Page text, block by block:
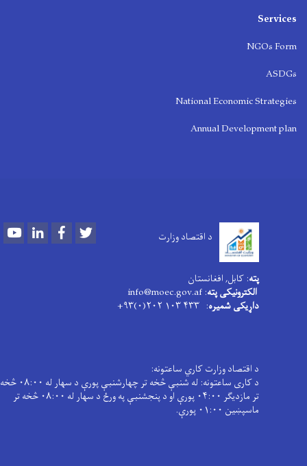
Services
NGOs Form
ASDGs
National Economic Strategies
Annual Development plan
د اقتصاد وزارت YoutubeLinkedInFacebook
پته: کابل, افغانستان
الکترونیکی پته: info@moec.gov.af
داړیکی شمیره: ۴۳۳ ۱۰۳ ۲۰۲(۰)۹۳+
د اقتصاد وزارت کاري ساعتونه:
د کاری ساعتونه: له شنبې څخه تر چهارشنبې پورې د سهار له ۰۸:۰۰ څخه
تر مازدیګر ۰۴:۰۰ پورې او د پنجشنبې په ورځ د سهار له ۰۸:۰۰ څخه تر
ماسپښین ۰۱:۰۰ پورې.